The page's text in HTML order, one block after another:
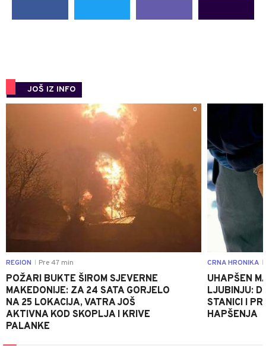
JOŠ IZ INFO
0
REGION Pre 47 min
POŽARI BUKTE ŠIROM SJEVERNE
MAKEDONIJE: ZA 24 SATA GORJELO
NA 25 LOKACIJA, VATRA JOŠ
AKTIVNA KOD SKOPLJA I KRIVE
PALANKE
CRNA HRONIKA
UHAPŠEN
LJUBINJU:
STANICI I
HAPŠENJA